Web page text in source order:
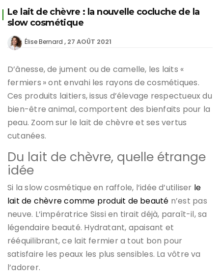
Le lait de chèvre : la nouvelle cocluche de la
slow cosmétique
Élise Bernard 27 AOÛT 2021
D’ânesse, de jument ou de camelle, les laits «
fermiers » ont envahi les rayons de cosmétiques.
Ces produits laitiers, issus d’élevage respectueux du
bien-être animal, comportent des bienfaits pour la
peau. Zoom sur le lait de chèvre et ses vertus
cutanées.
Du lait de chèvre, quelle étrange
idée
Si la slow cosmétique en raffole, l’idée d’utiliser le
lait de chèvre comme produit de beauté n’est pas
neuve. L’impératrice Sissi en tirait déjà, paraît-il, sa
légendaire beauté. Hydratant, apaisant et
rééquilibrant, ce lait fermier a tout bon pour
satisfaire les peaux les plus sensibles. La vôtre va
l’adorer.